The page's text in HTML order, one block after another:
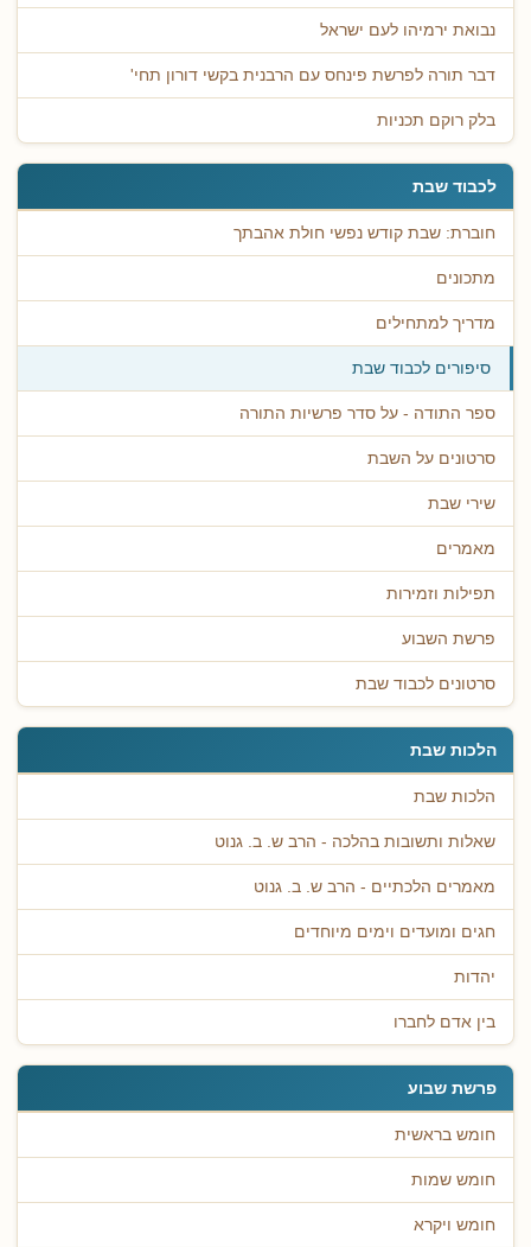
נבואת ירמיהו לעם ישראל
דבר תורה לפרשת פינחס עם הרבנית בקשי דורון תחי'
בלק רוקם תכניות
לכבוד שבת
חוברת: שבת קודש נפשי חולת אהבתך
מתכונים
מדריך למתחילים
סיפורים לכבוד שבת
ספר התודה - על סדר פרשיות התורה
סרטונים על השבת
שירי שבת
מאמרים
תפילות וזמירות
פרשת השבוע
סרטונים לכבוד שבת
הלכות שבת
הלכות שבת
שאלות ותשובות בהלכה - הרב ש. ב. גנוט
מאמרים הלכתיים - הרב ש. ב. גנוט
חגים ומועדים וימים מיוחדים
יהדות
בין אדם לחברו
פרשת שבוע
חומש בראשית
חומש שמות
חומש ויקרא